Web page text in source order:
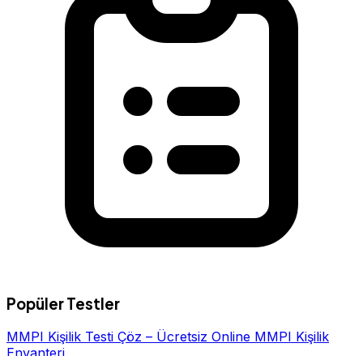
Popüler Testler
MMPI Kişilik Testi Çöz – Ücretsiz Online MMPI Kişilik